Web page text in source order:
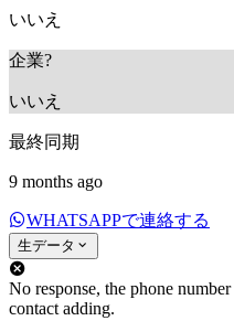
いいえ
企業?
いいえ
最終同期
9 months ago
WHATSAPPで連絡する
生データ
No response, the phone
contact adding.